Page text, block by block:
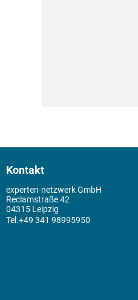
Kontakt
experten-netzwerk GmbH
Reclamstraße 42
04315 Leipzig
+49 341 98995950